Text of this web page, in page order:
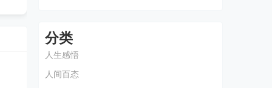
分类
人生感悟
人间百态